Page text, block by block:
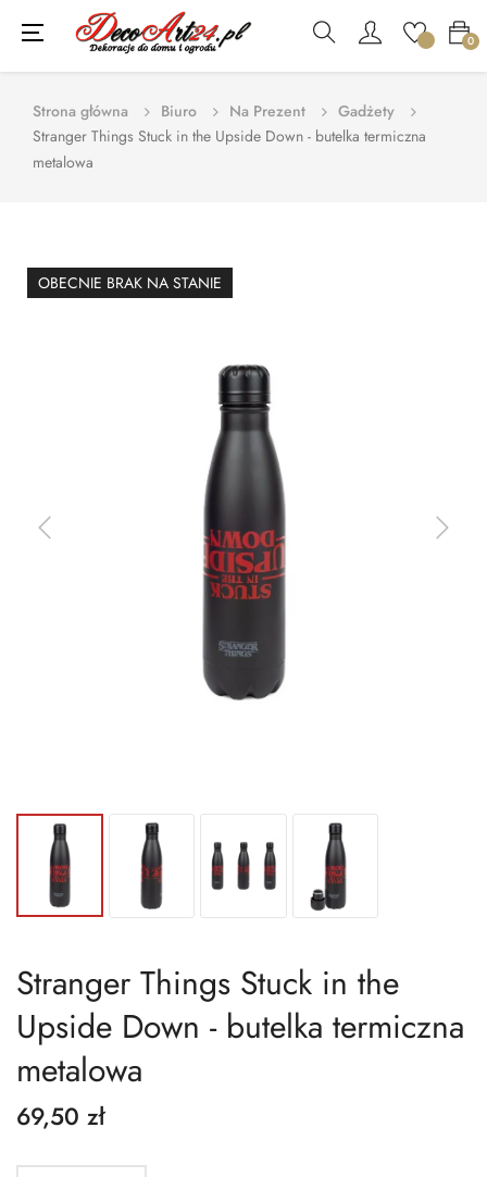
0
Toggle
navigation
☰
Strona główna Biuro Na Prezent
Gadżety
Stranger Things Stuck in the Upside Down - butelka termiczna
metalowa
OBECNIE BRAK NA STANIE
Stranger Things Stuck in the
Upside Down - butelka termiczna
metalowa
69,50 zł